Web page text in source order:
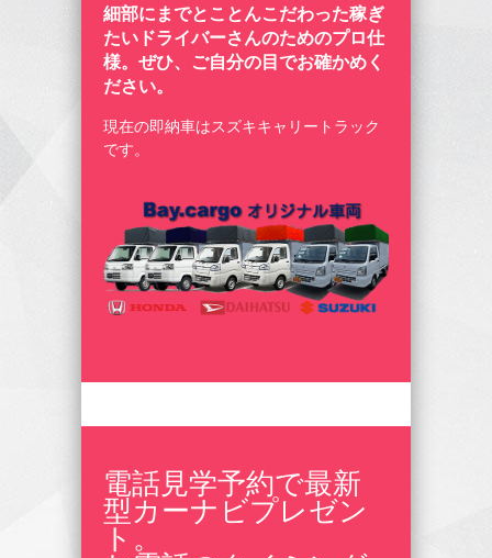
細部にまでとことんこだわった稼ぎ
たいドライバーさんのためのプロ仕
様。ぜひ、ご自分の目でお確かめく
ださい。
現在の即納車はスズキキャリートラック
です。
電話見学予約で最新
型カーナビプレゼン
ト。